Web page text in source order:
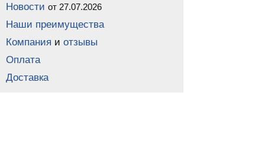
Новости от 27.07.2026
Наши преимущества
Компания и отзывы
Оплата
Доставка